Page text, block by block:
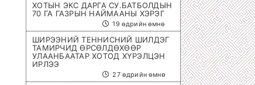
ХОТЫН ЭКС ДАРГА СУ.БАТБОЛДЫН
70 ГА ГАЗРЫН НАЙМААНЫ ХЭРЭГ
19 өдрийн өмнө
ШИРЭЭНИЙ ТЕННИСНИЙ ШИЛДЭГ
ТАМИРЧИД ӨРСӨЛДӨХӨӨР
УЛААНБААТАР ХОТОД ХҮРЭЛЦЭН
ИРЛЭЭ
27 өдрийн өмнө